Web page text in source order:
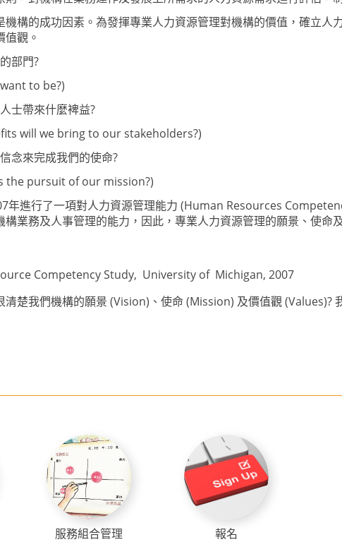
機構的成功因素。為發揮專業人力資源管理對機構的價值，確立人
值觀 。
部門?
to be?)
士帶來什麼裨益?
will we bring to our stakeholders?)
念來完成我們的使命?
the pursuit of our mission?)
年進行了一項對人力資源管理能力 (Human Resources
構業務及人事管理的能力，因此， 專業人力資源管理的願景、使命
Competency Study, University of Michigan, 2007
清楚我們機構的願景 (Vision) 、使命(Mission) 及價值觀(Values)?
服務組合管理 報名